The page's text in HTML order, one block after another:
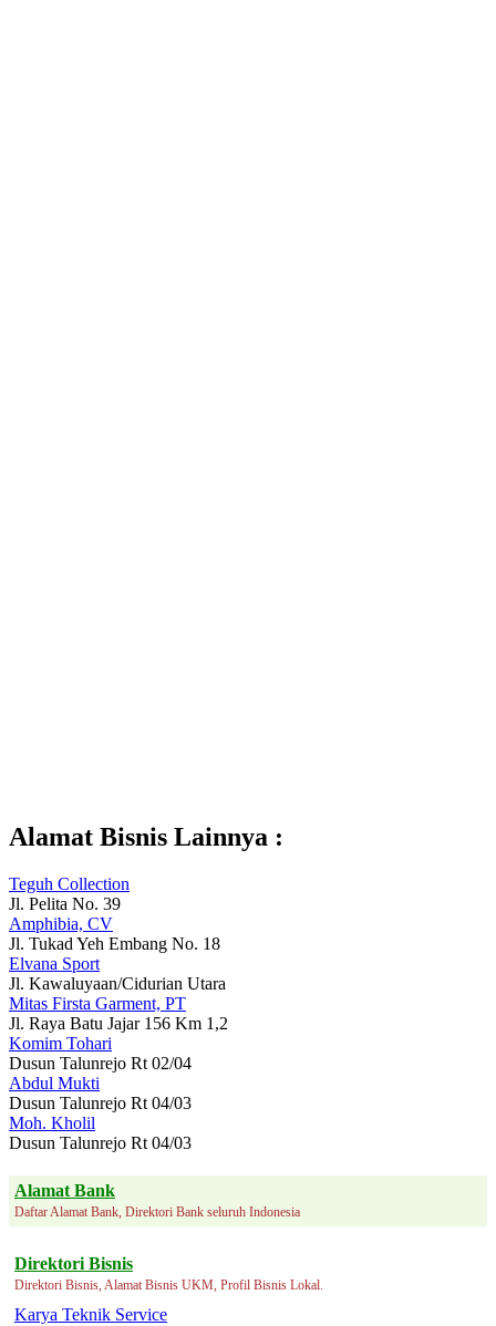
Alamat Bisnis Lainnya :
Teguh Collection
Jl. Pelita No. 39
Amphibia, CV
Jl. Tukad Yeh Embang No. 18
Elvana Sport
Jl. Kawaluyaan/Cidurian Utara
Mitas Firsta Garment, PT
Jl. Raya Batu Jajar 156 Km 1,2
Komim Tohari
Dusun Talunrejo Rt 02/04
Abdul Mukti
Dusun Talunrejo Rt 04/03
Moh. Kholil
Dusun Talunrejo Rt 04/03
Alamat Bank
Daftar Alamat Bank, Direktori Bank seluruh Indonesia
Direktori Bisnis
Direktori Bisnis, Alamat Bisnis UKM, Profil Bisnis Lokal.
Karya Teknik Service